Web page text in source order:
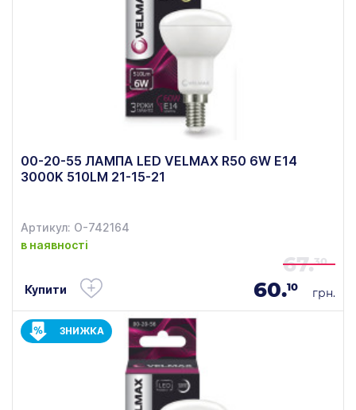
00-20-55 ЛАМПА LED VELMAX R50 6W E14
3000K 510LM 21-15-21
Артикул: О-742164
в наявності
67.30
Купити 60.10 грн.
ЗНИЖКА